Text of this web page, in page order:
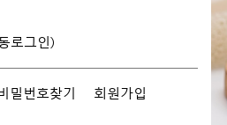
로그인)
밀번호찾기 회원가입